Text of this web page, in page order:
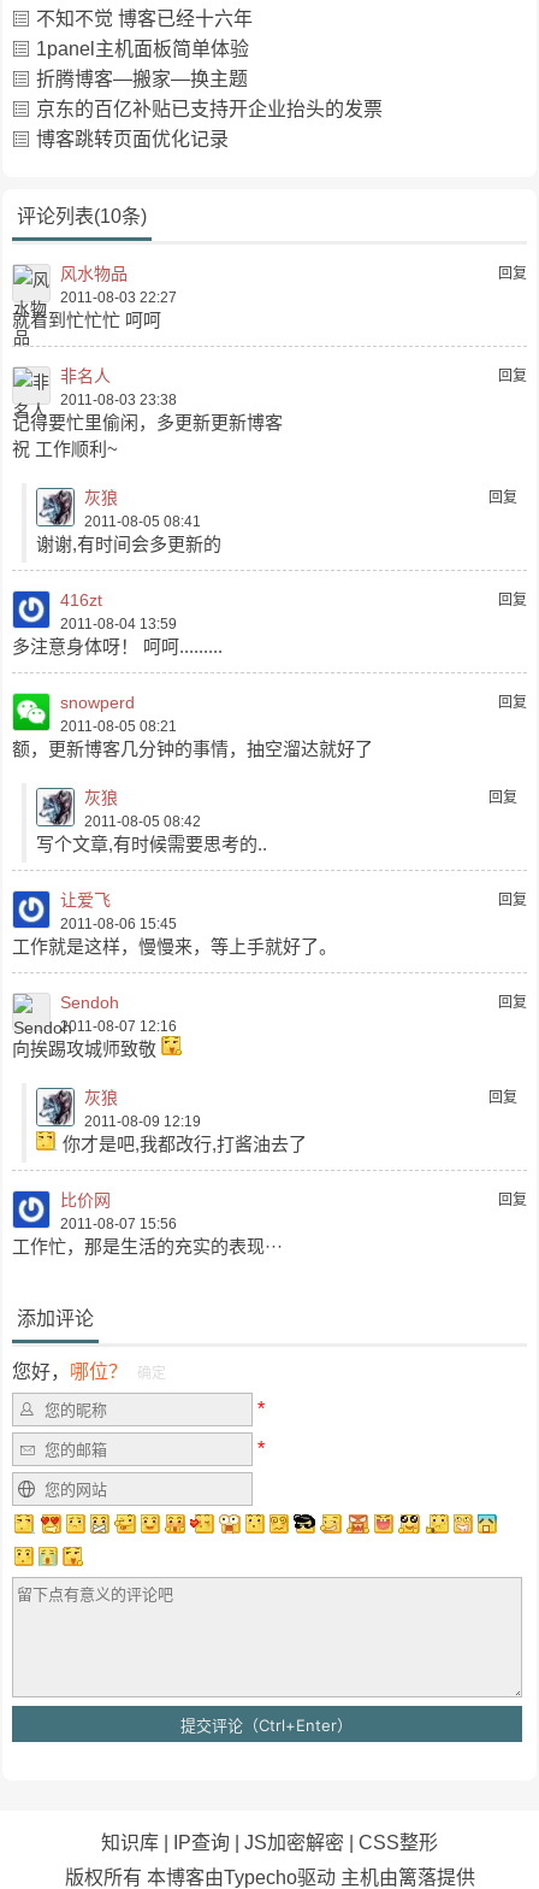
不知不觉 博客已经十六年
1panel主机面板简单体验
折腾博客—搬家—换主题
京东的百亿补贴已支持开企业抬头的发票
博客跳转页面优化记录
评论列表(10条)
回复
风水物品
2011-08-03 22:27
就看到忙忙忙 呵呵
回复
非名人
2011-08-03 23:38
记得要忙里偷闲，多更新更新博客
祝 工作顺利~
回复
灰狼
2011-08-05 08:41
谢谢,有时间会多更新的
回复
416zt
2011-08-04 13:59
多注意身体呀！ 呵呵.........
回复
snowperd
2011-08-05 08:21
额，更新博客几分钟的事情，抽空溜达就好了
回复
灰狼
2011-08-05 08:42
写个文章,有时候需要思考的..
回复
让爱飞
2011-08-06 15:45
工作就是这样，慢慢来，等上手就好了。
回复
Sendoh
2011-08-07 12:16
向挨踢攻城师致敬
回复
灰狼
2011-08-09 12:19
你才是吧,我都改行,打酱油去了
回复
比价网
2011-08-07 15:56
工作忙，那是生活的充实的表现···
添加评论
您好， 哪位？ 确定
知识库 IP查询 JS加密解密
CSS整形
版权所有 本博客由Typecho驱动 主机由篱落提供